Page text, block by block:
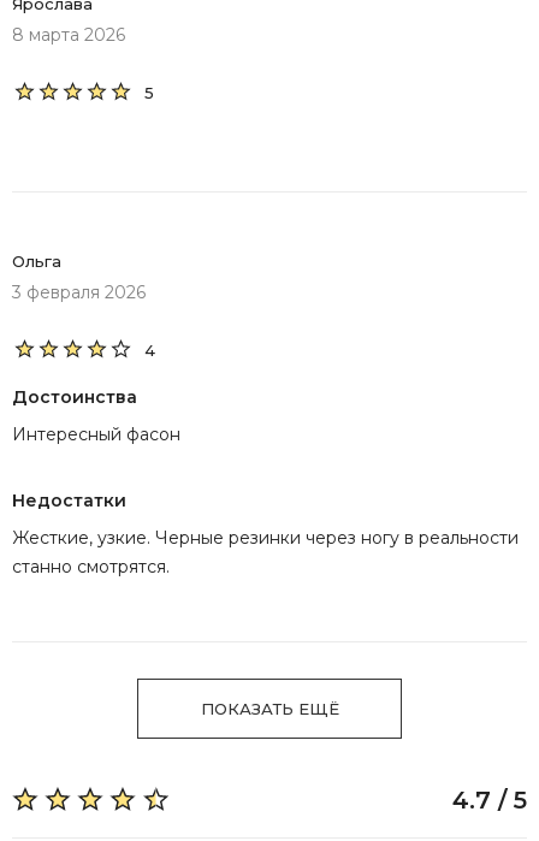
8 марта 2026
5
Ольга
3 февраля 2026
4
Достоинства
Интересный фасон
Недостатки
Жесткие, узкие. Черные резинки через ногу в реальности
станно смотрятся.
ПОКАЗАТЬ ЕЩЁ
4.7 / 5